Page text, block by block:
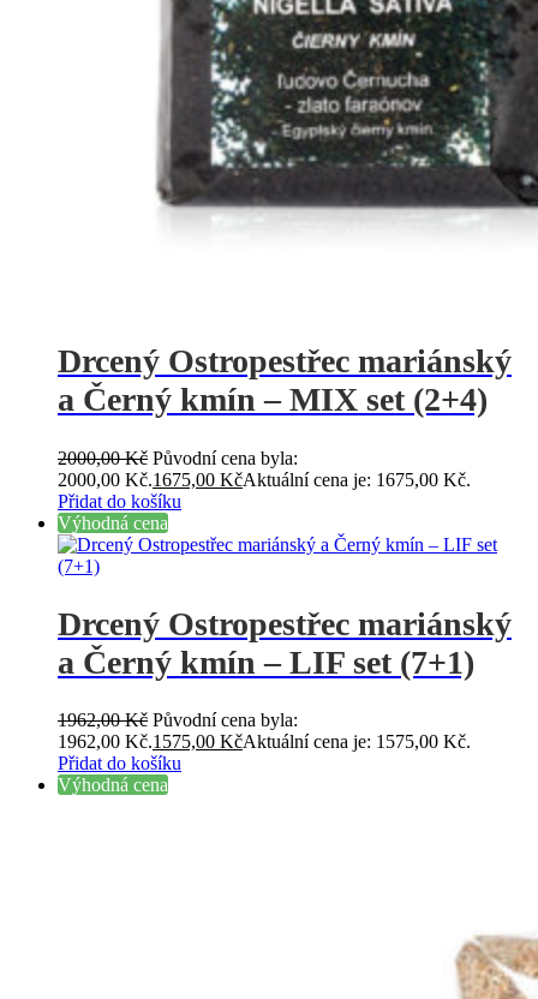
Drcený Ostropestřec mariánský
a Černý kmín – MIX set (2+4)
2000,00Kč Původní cena byla:
2000,00 Kč.1675,00 KčAktuální cena je: 1675,00 Kč.
Přidat do košíku
Výhodná cena
Drcený Ostropestřec mariánský
a Černý kmín – LIF set (7+1)
1962,00Kč Původní cena byla:
1962,00 Kč.1575,00 KčAktuální cena je: 1575,00 Kč.
Přidat do košíku
Výhodná cena